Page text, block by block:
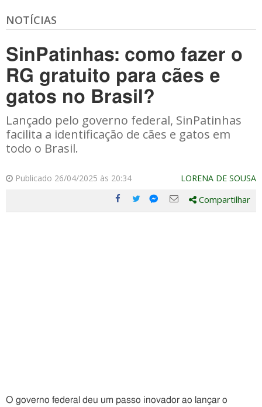
NOTÍCIAS
SinPatinhas: como fazer o
RG gratuito para cães e
gatos no Brasil?
Lançado pelo governo federal, SinPatinhas
facilita a identificação de cães e gatos em
todo o Brasil.
Publicado 26/04/2025 às 20:34 LORENA DE SOUSA
Compartilhe
Compartilhe
Compartilhe
Compartilhe
Compartilhar
O governo federal deu um passo inovador ao lançar o